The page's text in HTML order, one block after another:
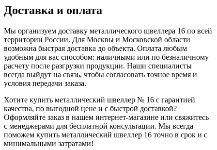
Доставка и оплата
Мы организуем доставку металлического швеллера 16 по всей
территории России. Для Москвы и Московской области
возможна быстрая доставка до объекта. Оплата любым
удобным для вас способом: наличными или по безналичному
расчету после разгрузки продукции. Наши специалисты
всегда выйдут на связь, чтобы согласовать точное время и
условия передачи заказа.
Хотите купить металлический швеллер № 16 с гарантией
качества, по выгодной цене и с быстрой доставкой?
Оформляйте заказ в нашем интернет-магазине или свяжитесь
с менеджерами для бесплатной консультации. Мы всегда
поможем купить металлический швеллер 16 точно в срок и с
минимальными затратами!